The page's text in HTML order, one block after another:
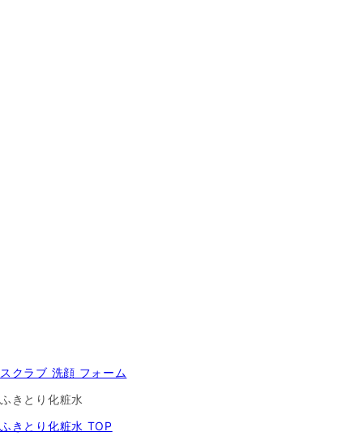
スクラブ 洗顔 フォーム
ふきとり化粧水
ふきとり化粧水 TOP